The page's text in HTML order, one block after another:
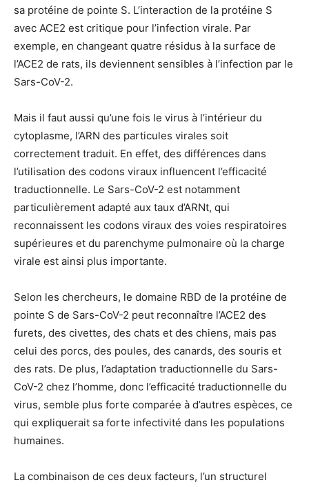
sa protéine de pointe S. L’interaction de la protéine S
avec ACE2 est critique pour l’infection virale. Par
exemple, en changeant quatre résidus à la surface de
l’ACE2 de rats, ils deviennent sensibles à l’infection par le
Sars-CoV-2.
Mais il faut aussi qu’une fois le virus à l’intérieur du
cytoplasme, l’ARN des particules virales soit
correctement traduit. En effet, des différences dans
l’utilisation des codons viraux influencent l’efficacité
traductionnelle. Le Sars-CoV-2 est notamment
particulièrement adapté aux taux d’ARNt, qui
reconnaissent les codons viraux des voies respiratoires
supérieures et du parenchyme pulmonaire où la charge
virale est ainsi plus importante.
Selon les chercheurs, le domaine RBD de la protéine de
pointe S de Sars-CoV-2 peut reconnaître l’ACE2 des
furets, des civettes, des chats et des chiens, mais pas
celui des porcs, des poules, des canards, des souris et
des rats. De plus, l’adaptation traductionnelle du Sars-
CoV-2 chez l’homme, donc l’efficacité traductionnelle du
virus, semble plus forte comparée à d’autres espèces, ce
qui expliquerait sa forte infectivité dans les populations
humaines.
La combinaison de ces deux facteurs, l’un structurel